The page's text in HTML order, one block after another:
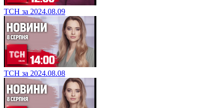
ТСН за 2024.08.09
ТСН за 2024.08.08